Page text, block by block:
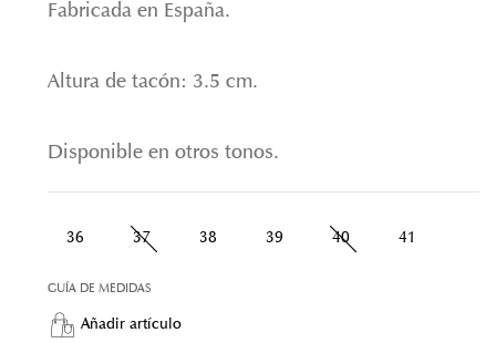
Fabricada en España.
Altura de tacón: 3.5 cm.
Disponible en otros tonos.
36 37 38 39 40 41
GUÍA DE MEDIDAS
Añadir artículo